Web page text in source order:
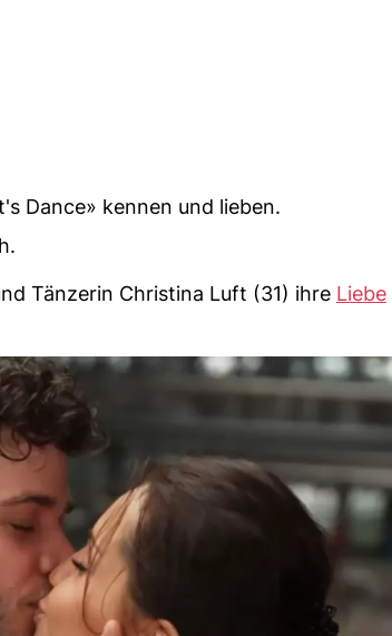
Dance» kennen und lieben.
Tänzerin Christina Luft (31) ihre Liebe